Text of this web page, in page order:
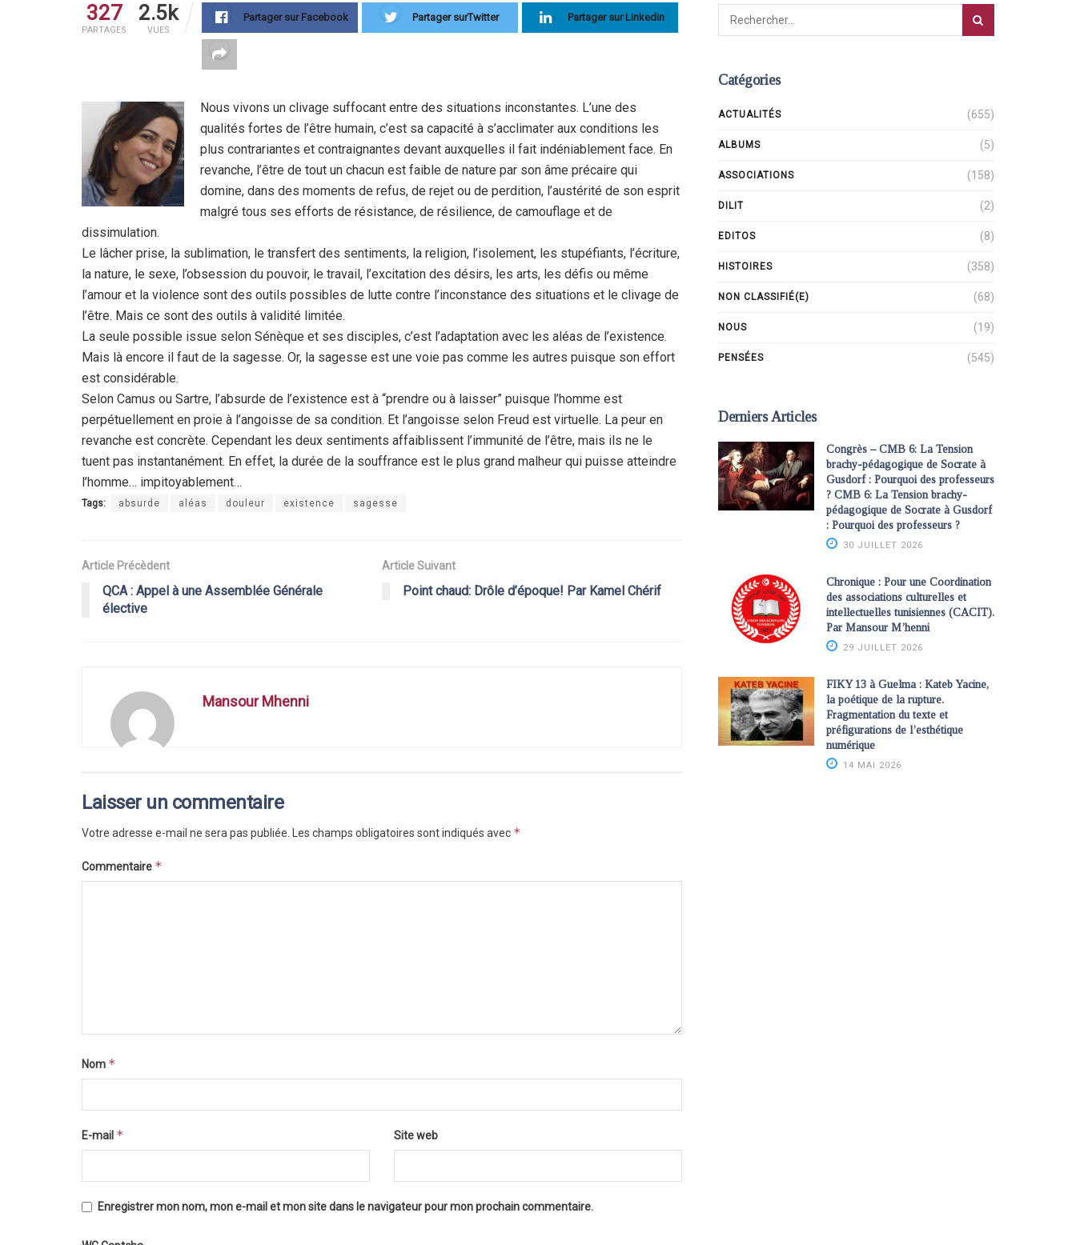
327
PARTAGES
2.5k
VUES
Partager sur Facebook Partager surTwitter Partager sur Linkedin
Nous vivons un clivage suffocant entre des situations inconstantes. L’une des
qualités fortes de l’être humain, c’est sa capacité à s’acclimater aux conditions les
plus contrariantes et contraignantes devant auxquelles il fait indéniablement face. En
revanche, l’être de tout un chacun est faible de nature par son âme précaire qui
domine, dans des moments de refus, de rejet ou de perdition, l’austérité de son esprit
malgré tous ses efforts de résistance, de résilience, de camouflage et de
dissimulation.
Le lâcher prise, la sublimation, le transfert des sentiments, la religion, l’isolement, les stupéfiants, l’écriture,
la nature, le sexe, l’obsession du pouvoir, le travail, l’excitation des désirs, les arts, les défis ou même
l’amour et la violence sont des outils possibles de lutte contre l’inconstance des situations et le clivage de
l’être. Mais ce sont des outils à validité limitée.
La seule possible issue selon Sénèque et ses disciples, c’est l’adaptation avec les aléas de l’existence.
Mais là encore il faut de la sagesse. Or, la sagesse est une voie pas comme les autres puisque son effort
est considérable.
Selon Camus ou Sartre, l’absurde de l’existence est à “prendre ou à laisser” puisque l’homme est
perpétuellement en proie à l’angoisse de sa condition. Et l’angoisse selon Freud est virtuelle. La peur en
revanche est concrète. Cependant les deux sentiments affaiblissent l’immunité de l’être, mais ils ne le
tuent pas instantanément. En effet, la durée de la souffrance est le plus grand malheur qui puisse atteindre
l’homme… impitoyablement…
Tags: absurde aléas douleur existence sagesse
Article Précèdent
QCA : Appel à une Assemblée Générale
élective
Article Suivant
Point chaud: Drôle d’époque! Par Kamel Chérif
Mansour Mhenni
Laisser un commentaire
Votre adresse e-mail ne sera pas publiée. Les champs obligatoires sont indiqués avec *
Commentaire *
Nom *
E-mail * Site web
Enregistrer mon nom, mon e-mail et mon site dans le navigateur pour mon prochain commentaire.
Catégories
ACTUALITÉS (655)
ALBUMS (5)
ASSOCIATIONS (158)
DILIT (2)
EDITOS (8)
HISTOIRES (358)
NON CLASSIFIÉ(E) (68)
NOUS (19)
PENSÉES (545)
Derniers Articles
Congrès – CMB 6: La Tension
brachy-pédagogique de Socrate à
Gusdorf : Pourquoi des professeurs
? CMB 6: La Tension brachy-
pédagogique de Socrate à Gusdorf
: Pourquoi des professeurs ?
30 JUILLET 2026
Chronique : Pour une Coordination
des associations culturelles et
intellectuelles tunisiennes (CACIT).
Par Mansour M’henni
29 JUILLET 2026
FIKY 13 à Guelma : Kateb Yacine,
la poétique de la rupture.
Fragmentation du texte et
préfigurations de l’esthétique
numérique
14 MAI 2026